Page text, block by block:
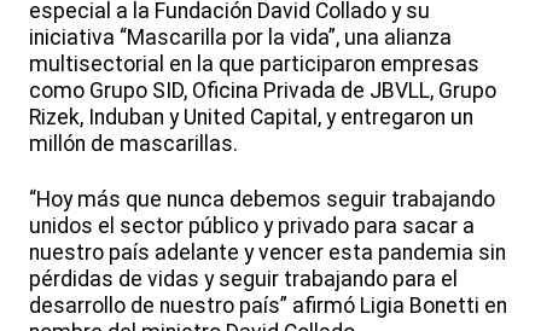
especial a la Fundación David Collado y su
iniciativa “Mascarilla por la vida”, una alianza
multisectorial en la que participaron empresas
como Grupo SID, Oficina Privada de JBVLL, Grupo
Rizek, Induban y United Capital, y entregaron un
millón de mascarillas.
“Hoy más que nunca debemos seguir trabajando
unidos el sector público y privado para sacar a
nuestro país adelante y vencer esta pandemia sin
pérdidas de vidas y seguir trabajando para el
desarrollo de nuestro país” afirmó Ligia Bonetti en